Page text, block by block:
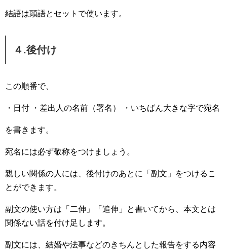
結語は頭語とセットで使います。
４.後付け
この順番で、
・日付 ・差出人の名前（署名） ・いちばん大きな字で宛名
を書きます。
宛名には必ず敬称をつけましょう。
親しい関係の人には、後付けのあとに「副文」をつけるこ
とができます。
副文の使い方は「二伸」「追伸」と書いてから、本文とは
関係ない話を付け足します。
副文には、結婚や法事などのきちんとした報告をする内容